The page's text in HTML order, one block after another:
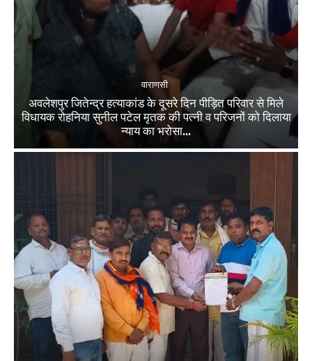
वाराणसी
अवलेशपुर जितेन्द्र हत्याकांड के दूसरे दिन पीड़ित परिवार से मिले
विधायक रोहनिया सुनील पटेल मृतक की पत्नी व परिजनों को दिलाया
न्याय का भरोसा...